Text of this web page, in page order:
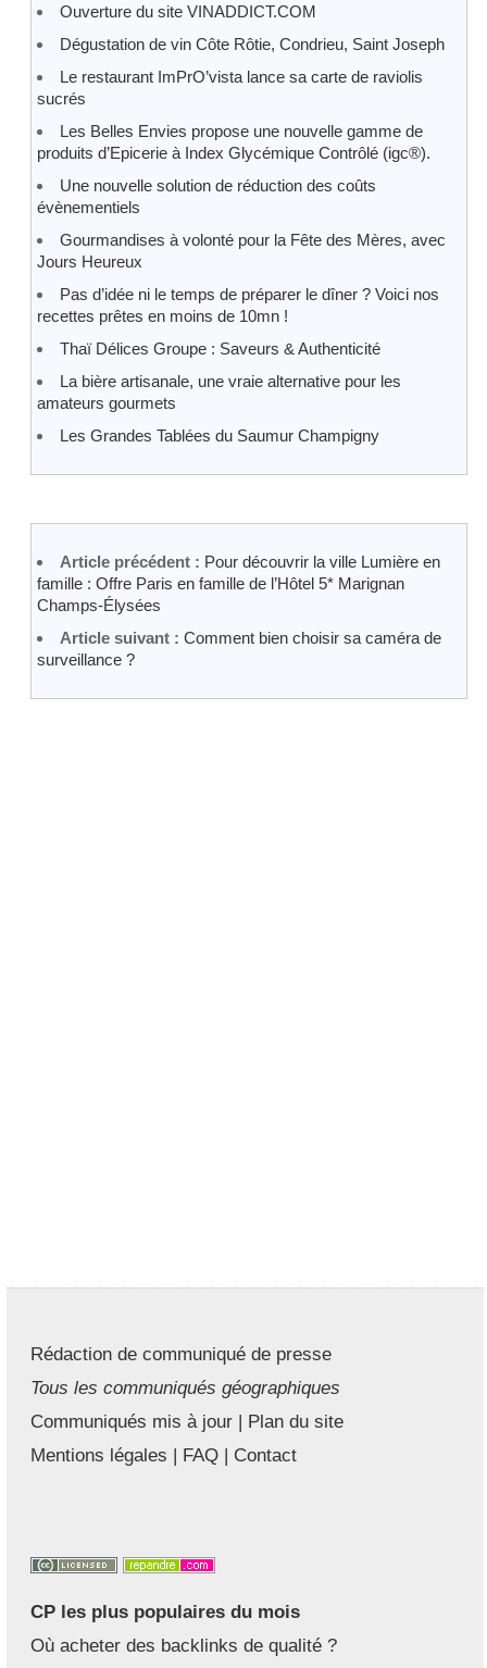
Ouverture du site VINADDICT.COM
Dégustation de vin Côte Rôtie, Condrieu, Saint Joseph
Le restaurant ImPrO’vista lance sa carte de raviolis
sucrés
Les Belles Envies propose une nouvelle gamme de
produits d’Epicerie à Index Glycémique Contrôlé (igc®).
Une nouvelle solution de réduction des coûts
évènementiels
Gourmandises à volonté pour la Fête des Mères, avec
Jours Heureux
Pas d’idée ni le temps de préparer le dîner ? Voici nos
recettes prêtes en moins de 10mn !
Thaï Délices Groupe : Saveurs & Authenticité
La bière artisanale, une vraie alternative pour les
amateurs gourmets
Les Grandes Tablées du Saumur Champigny
Article précédent : Pour découvrir la ville Lumière en
famille : Offre Paris en famille de l’Hôtel 5* Marignan
Champs-Élysées
Article suivant : Comment bien choisir sa caméra de
surveillance ?
Rédaction de communiqué de presse
Tous les communiqués géographiques
Communiqués mis à jour | Plan du site
Mentions légales | FAQ | Contact
CP les plus populaires du mois
Où acheter des backlinks de qualité ?